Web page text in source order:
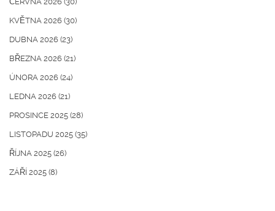
KVĚTNA 2026 (30)
DUBNA 2026 (23)
BŘEZNA 2026 (21)
ÚNORA 2026 (24)
LEDNA 2026 (21)
PROSINCE 2025 (28)
LISTOPADU 2025 (35)
ŘÍJNA 2025 (26)
ZÁŘÍ 2025 (8)